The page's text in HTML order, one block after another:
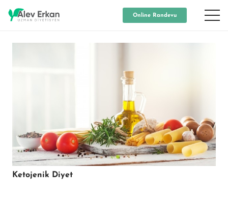
Online Randevu
Ketojenik Diyet